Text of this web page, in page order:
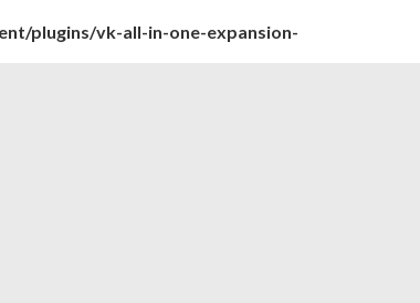
plugins/vk-all-in-one-expansion-